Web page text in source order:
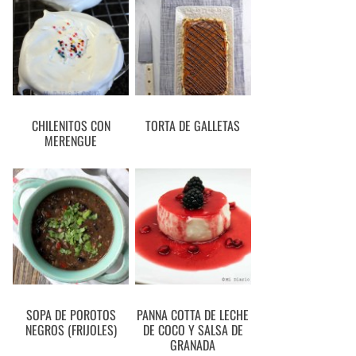
CHILENITOS CON
MERENGUE
TORTA DE GALLETAS
SOPA DE POROTOS
NEGROS (FRIJOLES)
PANNA COTTA DE LECHE
DE COCO Y SALSA DE
GRANADA